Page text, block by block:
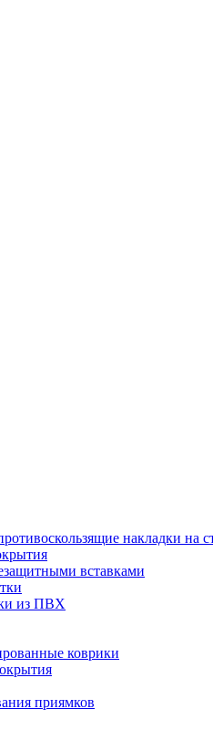
накладки на
вставками
из ПВХ
коврики
приямков